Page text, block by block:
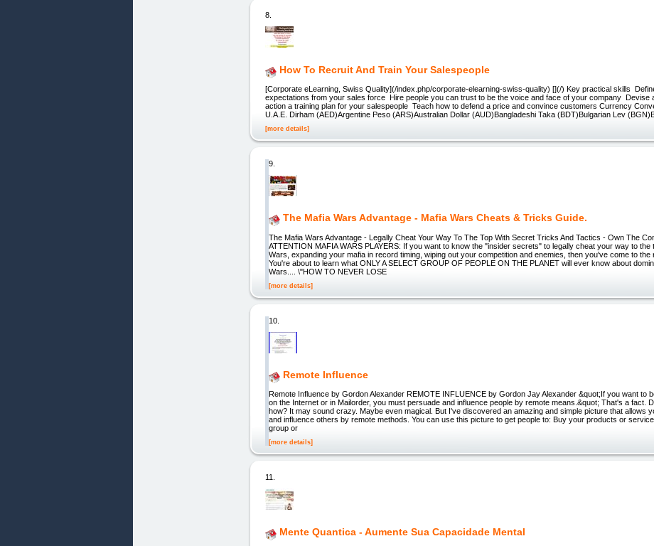
8.
How To Recruit And Train Your Salespeople
[Corporate eLearning, Swiss Quality](/index.php/corporate-elearning-swiss-quality) [](/) Key practical skills
expectations from your sales force Hire people you can trust to be the voice and face of your company Devise
action a training plan for your salespeople Teach how to defend a price and convince customers Currency
U.A.E. Dirham (AED)Argentine Peso (ARS)Australian Dollar (AUD)Bangladeshi Taka (BDT)Bulgarian Lev
[more details]
9.
The Mafia Wars Advantage - Mafia Wars Cheats & Tricks Guide.
The Mafia Wars Advantage - Legally Cheat Your Way To The Top With Secret Tricks And Tactics - Own The
ATTENTION MAFIA WARS PLAYERS: If you want to know the "insider secrets" to legally cheat your way to the
Wars, expanding your mafia in record timing, wiping out your competition and enemies, then you've come to the
You're about to learn what ONLY A SELECT GROUP OF PEOPLE ON THE PLANET will ever know about
Wars.... \"HOW TO NEVER LOSE
[more details]
10.
Remote Influence
Remote Influence by Gordon Alexander REMOTE INFLUENCE by Gordon Jay Alexander &quot;If you want to
on the Internet or in Mailorder, you must persuade and influence people by remote means.&quot; That's a fact.
how? It may sound crazy. Maybe even magical. But I've discovered an amazing and simple picture that allows
and influence others by remote methods. You can use this picture to get people to: Buy your products or
group or
[more details]
11.
Mente Quantica - Aumente Sua Capacidade Mental